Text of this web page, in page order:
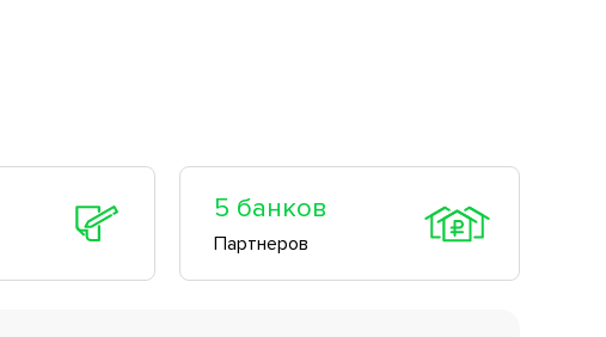
5 банков
Партнеров